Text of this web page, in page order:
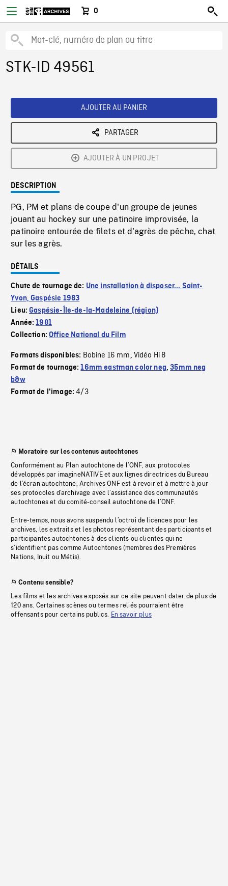
0
STK-ID 49561
AJOUTER AU PANIER
PARTAGER
AJOUTER À UN PROJET
DESCRIPTION
PG, PM et plans de coupe d'un groupe de jeunes
jouant au hockey sur une patinoire improvisée, la
patinoire entourée de filets et d'agrès de pêche, chat
sur les agrès.
DÉTAILS
Chute de tournage de: Une installation à disposer... Saint-
Yvon, Gaspésie 1983
Lieu:Gaspésie-Île-de-la-Madeleine (région)
Année:1981
Collection:Office National du Film
Formats disponibles: Bobine 16 mm, Vidéo Hi 8
Format de tournage:16mm eastman color neg,35mm neg
b&w
Format de l'image:4/3
Moratoire sur les contenus autochtones
Conformément au Plan autochtone de l’ONF, aux protocoles
développés par imagineNATIVE et aux lignes directrices du Bureau
de l’écran autochtone, Archives ONF est à revoir et à mettre à jour
ses protocoles d’archivage avec l’assistance des communautés
autochtones et du comité-conseil autochtone de l’ONF.
Entre-temps, nous avons suspendu l’octroi de licences pour les
archives, les extraits et les photos représentant des participants et
participantes autochtones à des clients ou clientes qui ne
s’identifient pas comme Autochtones (membres des Premières
Nations, Inuit ou Métis).
Contenu sensible?
Les films et les archives exposés sur ce site peuvent dater de plus de
120 ans. Certaines scènes ou termes reliés pourraient être
offensants pour certains publics. En savoir plus